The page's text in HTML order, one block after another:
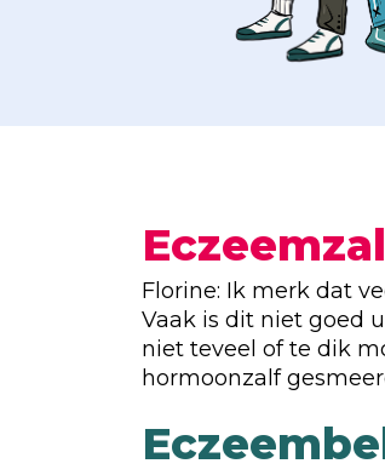
Florine: Ik merk dat
Vaak is dit niet goed
niet teveel of te dik
hormoonzalf